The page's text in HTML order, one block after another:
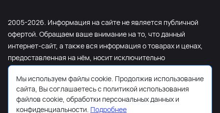
2005-2026. Информация на сайте не является публичной
офертой. Обращаем ваше внимание на то, что данный
интернет-сайт, а также вся информация о товарах и ценах,
предоставленная на нём, носит исключительно
информационный характер и ни при каких условиях не
является публичной офертой, определяемой положениями
Статьи 437 Гражданского кодекса Российской Федерации.
Для получения подробной информации о наличии и
Мы используем файлы cookie. Продолжив использование
сайта, Вы соглашаетесь с политикой использования
файлов cookie, обработки персональных данных и
конфиденциальности. Подробнее